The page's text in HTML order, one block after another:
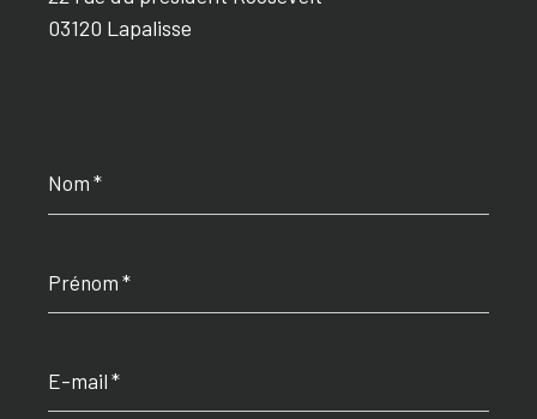
03120 Lapalisse
*
*
mail
*